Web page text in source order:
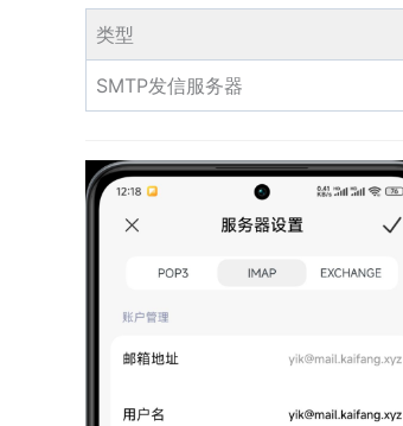
类型
SMTP发信服务器